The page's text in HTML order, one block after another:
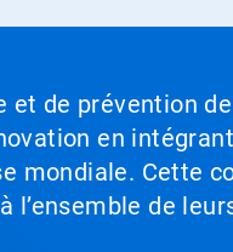
et de prévention
en
mondiale. Cette
l’ensemble de